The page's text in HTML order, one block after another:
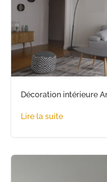
Décoration intérieure
Lire la suite